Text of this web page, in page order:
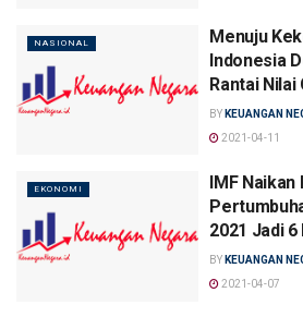
NASIONAL
Menuju
Indonesia
Rantai Nilai
BY KEUANGAN
2021-04-11
EKONOMI
IMF
2021 Jadi
BY KEUANGAN
2021-04-07